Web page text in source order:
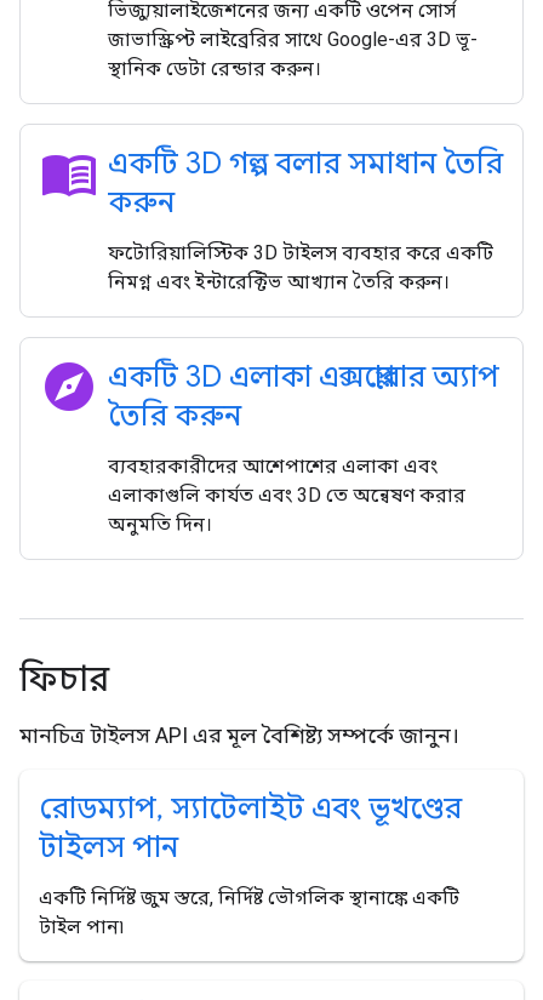
ভিজ্যুয়ালাইজেশনের জন্য একটি ওপেন সোর্স
জাভাস্ক্রিপ্ট লাইব্রেরির সাথে Google-এর 3D ভূ-
স্থানিক ডেটা রেন্ডার করুন।
menu_book একটি 3D গল্প বলার সমাধান তৈরি
করুন
ফটোরিয়ালিস্টিক 3D টাইলস ব্যবহার করে একটি
নিমগ্ন এবং ইন্টারেক্টিভ আখ্যান তৈরি করুন।
explore একটি 3D এলাকা এক্সপ্লোরার অ্যাপ
তৈরি করুন
ব্যবহারকারীদের আশেপাশের এলাকা এবং
এলাকাগুলি কার্যত এবং 3D তে অন্বেষণ করার
অনুমতি দিন।
ফিচার
মানচিত্র টাইলস API এর মূল বৈশিষ্ট্য সম্পর্কে জানুন।
রোডম্যাপ, স্যাটেলাইট এবং ভূখণ্ডের
টাইলস পান
একটি নির্দিষ্ট জুম স্তরে, নির্দিষ্ট ভৌগলিক স্থানাঙ্কে একটি
টাইল পান৷